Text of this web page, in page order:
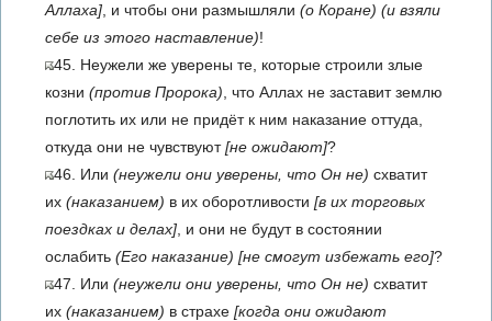
Аллаха] , и чтобы они размышляли (о Коране) (и взяли
себе из этого наставление)!
45. Неужели же уверены те, которые строили злые
козни (против Пророка) , что Аллах не заставит землю
поглотить их или не придёт к ним наказание оттуда,
откуда они не чувствуют[не ожидают]?
46. Или (неужели они уверены, что Он не) схватит
их (наказанием) в их оборотливости [в их торговых
поездках и делах] , и они не будут в состоянии
ослабить (Его наказание) [не смогут избежать его]?
47. Или (неужели они уверены, что Он не) схватит
их (наказанием) в страхе [когда они ожидают